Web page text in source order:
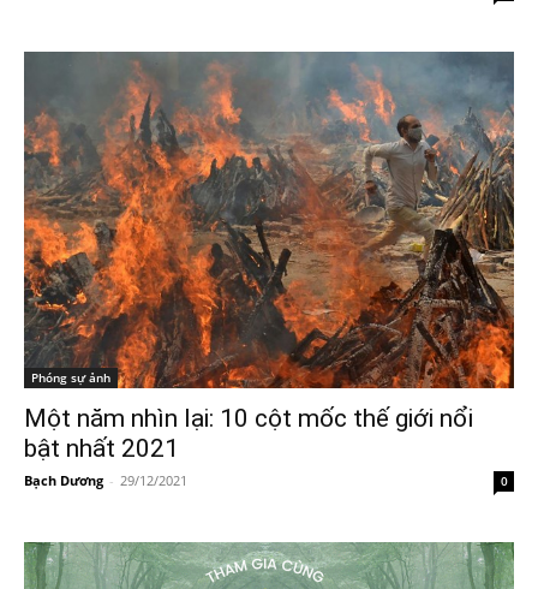
Phóng sự ảnh
Một năm nhìn lại: 10 cột mốc thế giới nổi
bật nhất 2021
Bạch Dương - 29/12/2021 0